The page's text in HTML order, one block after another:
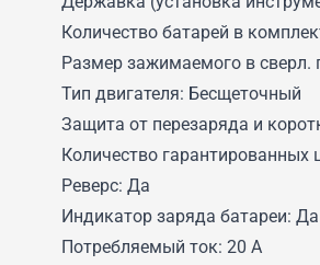
Количество батарей в
Размер зажимаемого в сверл.
Тип двигателя: Бесщеточный
Защита от перезаряда и
Количество гарантированных
Реверс: Да
Индикатор заряда батареи: Да
Потребляемый ток: 20 А